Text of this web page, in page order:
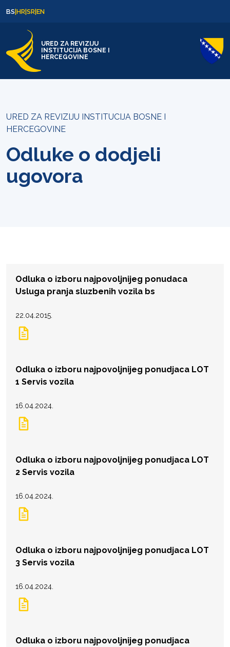
BS|HR|SR|EN
URED ZA REVIZIJU
INSTITUCIJA BOSNE I
HERCEGOVINE
URED ZA REVIZIJU INSTITUCIJA BOSNE I
HERCEGOVINE
Odluke o dodjeli
ugovora
Odluka o izboru najpovoljnijeg ponudaca
Usluga pranja sluzbenih vozila bs
22.04.2015.
Odluka o izboru najpovoljnijeg ponudjaca LOT
1 Servis vozila
16.04.2024.
Odluka o izboru najpovoljnijeg ponudjaca LOT
2 Servis vozila
16.04.2024.
Odluka o izboru najpovoljnijeg ponudjaca LOT
3 Servis vozila
16.04.2024.
Odluka o izboru najpovoljnijeg ponudjaca